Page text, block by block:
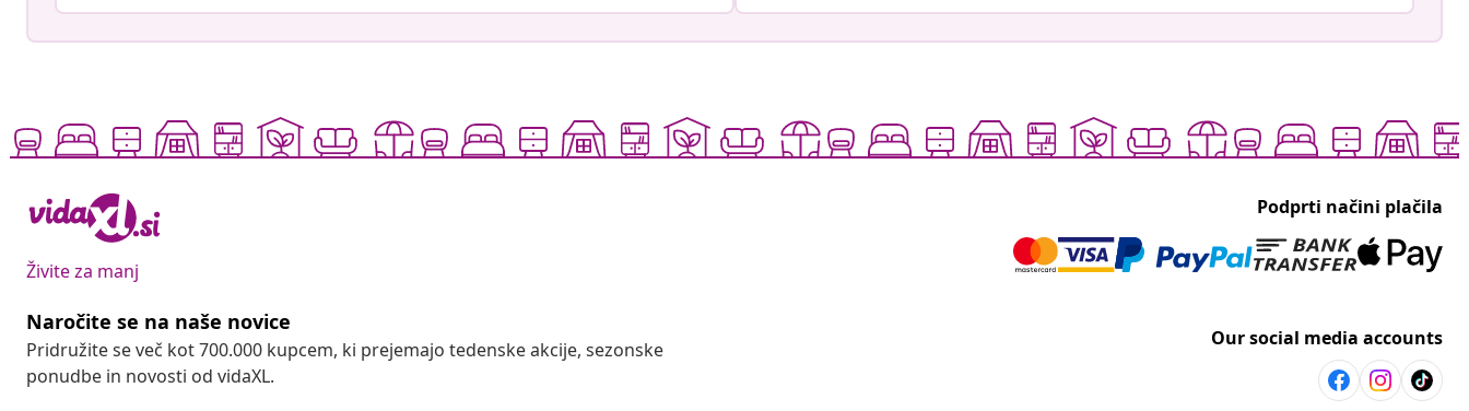
Živite za manj
Podprti načini plačila
Naročite se na naše novice
Pridružite se več kot 700.000 kupcem, ki prejemajo tedenske akcije, sezonske
ponudbe in novosti od vidaXL.
Our social media accounts